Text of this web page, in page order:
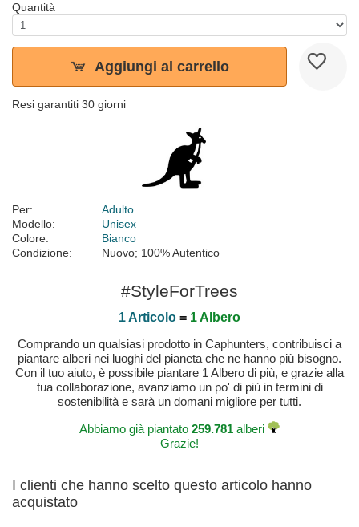
Quantità
Aggiungi al carrello
Resi garantiti 30 giorni
Per:
Adulto
Modello:
Unisex
Colore:
Bianco
Condizione:
Nuovo; 100% Autentico
#StyleForTrees
1 Articolo = 1 Albero
Comprando un qualsiasi prodotto in Caphunters, contribuisci a
piantare alberi nei luoghi del pianeta che ne hanno più bisogno.
Con il tuo aiuto, è possibile piantare 1 Albero di più, e grazie alla
tua collaborazione, avanziamo un po' di più in termini di
sostenibilità e sarà un domani migliore per tutti.
Abbiamo già piantato 259.781 alberi
Grazie!
I clienti che hanno scelto questo articolo hanno
acquistato